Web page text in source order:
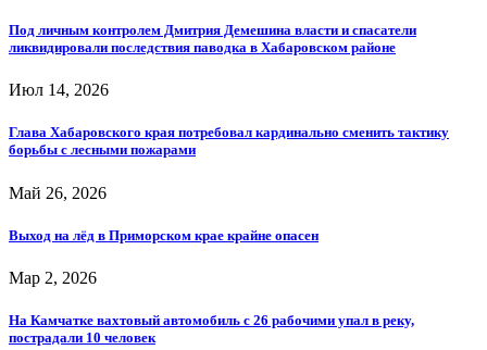
Под личным контролем Дмитрия Демешина власти и спасатели
ликвидировали последствия паводка в Хабаровском районе
Июл 14, 2026
Глава Хабаровского края потребовал кардинально сменить тактику
борьбы с лесными пожарами
Май 26, 2026
Выход на лёд в Приморском крае крайне опасен
Мар 2, 2026
На Камчатке вахтовый автомобиль с 26 рабочими упал в реку,
пострадали 10 человек